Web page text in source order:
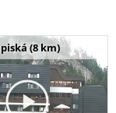
(8 km)